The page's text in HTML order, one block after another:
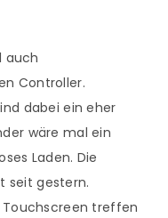
auch
Controller.
dabei ein eher
wäre mal ein
Laden. Die
seit gestern.
treffen